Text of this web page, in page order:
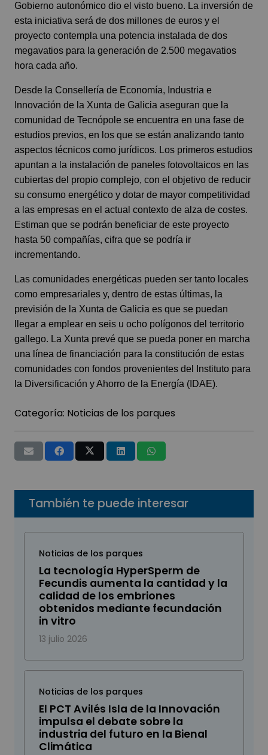
Gobierno autonómico dio el visto bueno. La inversión de
esta iniciativa será de dos millones de euros y el
proyecto contempla una potencia instalada de dos
megavatios para la generación de 2.500 megavatios
hora cada año.
Desde la Consellería de Economía, Industria e
Innovación de la Xunta de Galicia aseguran que la
comunidad de Tecnópole se encuentra en una fase de
estudios previos, en los que se están analizando tanto
aspectos técnicos como jurídicos. Los primeros estudios
apuntan a la instalación de paneles fotovoltaicos en las
cubiertas del propio complejo, con el objetivo de reducir
su consumo energético y dotar de mayor competitividad
a las empresas en el actual contexto de alza de costes.
Estiman que se podrán beneficiar de este proyecto
hasta 50 compañías, cifra que se podría ir
incrementando.
Las comunidades energéticas pueden ser tanto locales
como empresariales y, dentro de estas últimas, la
previsión de la Xunta de Galicia es que se puedan
llegar a emplear en seis u ocho polígonos del territorio
gallego. La Xunta prevé que se pueda poner en marcha
una línea de financiación para la constitución de estas
comunidades con fondos provenientes del Instituto para
la Diversificación y Ahorro de la Energía (IDAE).
Categoría: Noticias de los parques
También te puede interesar
Noticias de los parques
La tecnología HyperSperm de
Fecundis aumenta la cantidad y la
calidad de los embriones
obtenidos mediante fecundación
in vitro
13 julio 2026
Noticias de los parques
El PCT Avilés Isla de la Innovación
impulsa el debate sobre la
industria del futuro en la Bienal
Climática